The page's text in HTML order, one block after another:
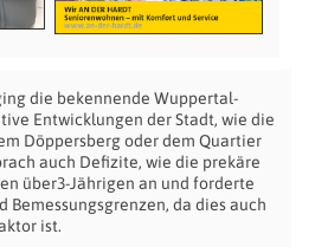
die bekennende Wuppertal-
Entwicklungen der Stadt, wie die
Döppersberg oder dem Quartier
auch Defizite, wie die prekäre
über3-Jährigen an und forderte
Bemessungsgrenzen, da dies auch
ist.